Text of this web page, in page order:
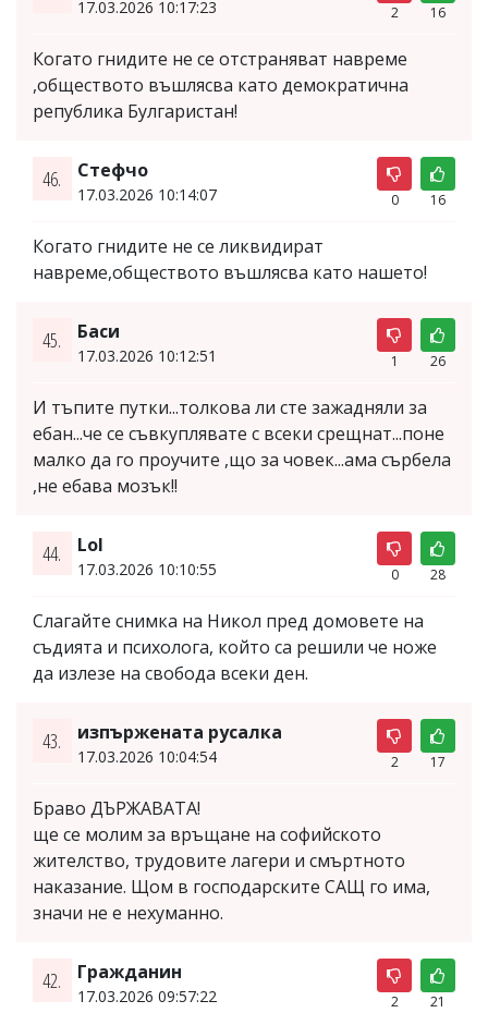
17.03.2026 10:17:23 2 16
Когато гнидите не се отстраняват навреме
,обществото въшлясва като демократична
република Булгаристан!
46. Стефчо
17.03.2026 10:14:07 0 16
Когато гнидите не се ликвидират
навреме,обществото въшлясва като нашето!
45. Баси
17.03.2026 10:12:51 1 26
И тъпите путки...толкова ли сте зажадняли за
ебан...че се съвкуплявате с всеки срещнат...поне
малко да го проучите ,що за човек...ама сърбела
,не ебава мозък!!
44. Lol
17.03.2026 10:10:55 0 28
Слагайте снимка на Никол пред домовете на
съдията и психолога, който са решили че ноже
да излезе на свобода всеки ден.
43. изпържената русалка
17.03.2026 10:04:54 2 17
Браво ДЪРЖАВАТА!
ще се молим за връщане на софийското
жителство, трудовите лагери и смъртното
наказание. Щом в господарските САЩ го има,
значи не е нехуманно.
42. Гражданин
17.03.2026 09:57:22 2 21